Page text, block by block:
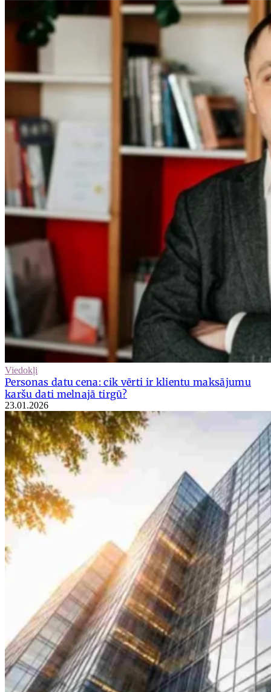
Viedokļi
Personas datu cena: cik vērti ir klientu maksājumu
karšu dati melnajā tirgū?
23.01.2026